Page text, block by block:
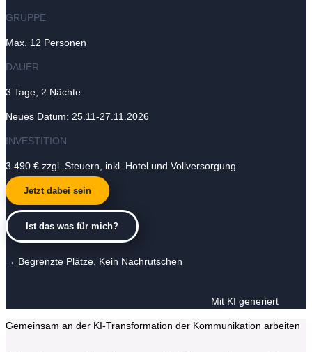
GRUPPE
Max. 12 Personen
DAUER
3 Tage, 2 Nächte
Neues Datum: 25.11-27.11.2026
INVESTITION
3.490 € zzgl. Steuern, inkl. Hotel und Vollversorgung
Jetzt dabei sein
Ist das was für mich?
→ Begrenzte Plätze. Kein Nachrutschen
Mit KI generiert
Gemeinsam an der KI-Transformation der Kommunikation arbeiten